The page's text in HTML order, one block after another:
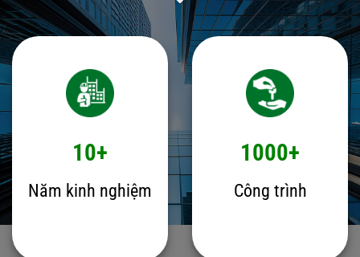
10+
Năm kinh nghiệm
1000+
Công trình